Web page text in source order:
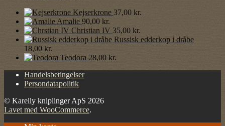
Kejserkrone 37,00 kr.
Amalie 90,00 kr.
Christian IV 35,00 kr.
Russisk edderkop i dråbe
18,00 kr.
Teodora 28,00 kr.
Handelsbetingelser
Persondatapolitik
© Karelly kniplinger ApS 2026
Lavet med WooCommerce.